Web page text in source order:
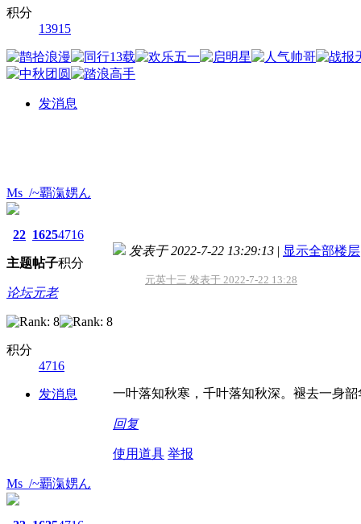
积分
13915
发消息
Ms_/~覇滊娚ん
22
主题
1625
帖子
4716
积分
论坛元老
积分
4716
发消息
发表于 2022-7-22 13:29:13 | 显示全部楼层
元英十三 发表于 2022-7-22 13:28
一叶落知秋寒，千叶落知秋深。褪去一身
回复
使用道具 举报
Ms_/~覇滊娚ん